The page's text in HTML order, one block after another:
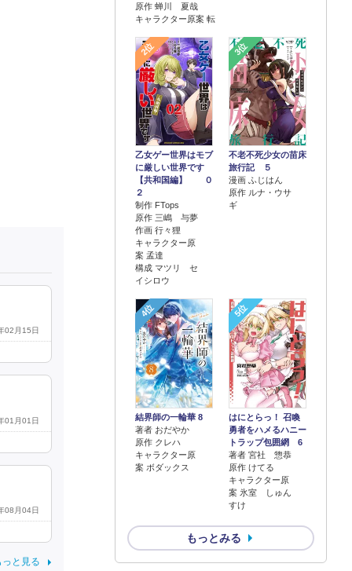
02月15日
01月01日
08月04日
と見る
原作 蝉川 夏哉
キャラクター原案 転
2位
乙女ゲー世界はモブ
に厳しい世界です
【共和国編】 ０
２
制作 FTops
原作 三嶋 与夢
作画 行々狸
キャラクター原
案 孟達
構成 マツリ セ
イシロウ
3位
不老不死少女の苗床
旅行記 ５
漫画 ふじはん
原作 ルナ・ウサ
ギ
4位
結界師の一輪華 8
著者 おだやか
原作 クレハ
キャラクター原
案 ボダックス
5位
はにとらっ！ 召喚
勇者をハメるハニー
トラップ包囲網 6
著者 宮社 惣恭
原作 けてる
キャラクター原
案 氷室 しゅん
すけ
もっとみる